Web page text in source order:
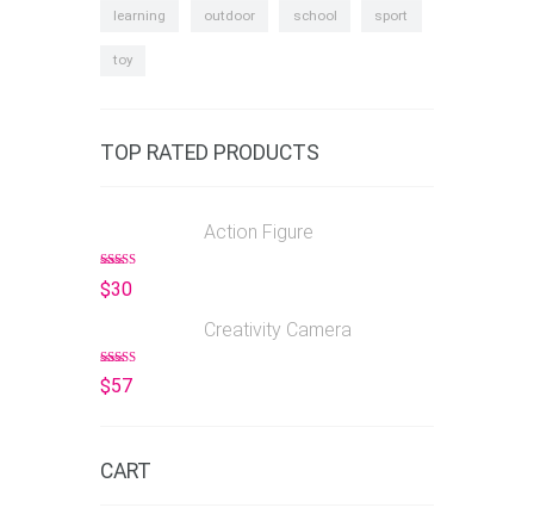
learning outdoor school sport
toy
TOP RATED PRODUCTS
Action Figure
Rated
out of 5
$30
Creativity Camera
Rated
out of 5
$57
CART